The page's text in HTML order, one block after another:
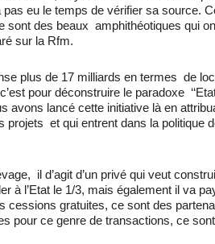
pas eu le temps de vérifier sa source.
sont des beaux amphithéotiques qui
sur la Rfm.
plus de 17 milliards en termes de
pour déconstruire le paradoxe
avons lancé cette initiative là en
projets et qui entrent dans la politique
il d’agit d’un privé qui veut
à l’Etat le 1/3, mais également il va
cessions gratuites, ce sont des
pour ce genre de transactions, ce